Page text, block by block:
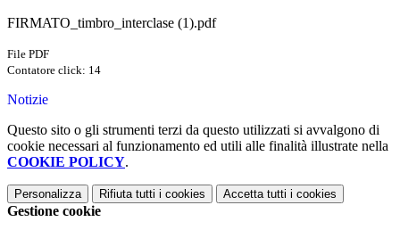
FIRMATO_timbro_interclase (1).pdf
File PDF
Contatore click: 14
Notizie
Questo sito o gli strumenti terzi da questo utilizzati si avvalgono di
cookie necessari al funzionamento ed utili alle finalità illustrate nella
COOKIE POLICY.
Personalizza Rifiuta tutti i cookies Accetta tutti i cookies
Gestione cookie